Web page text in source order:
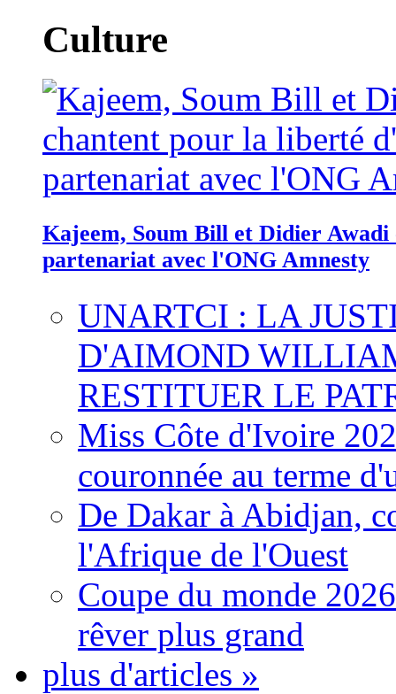
Culture
Kajeem, Soum Bill et Didier
partenariat avec l'ONG Amnesty
UNARTCI : LA
D'AIMOND
RESTITUER LE
Miss Côte d'Ivoire
couronnée au terme
De Dakar à Abidjan,
l'Afrique de l'Ouest
Coupe du monde
rêver plus grand
plus d'articles »